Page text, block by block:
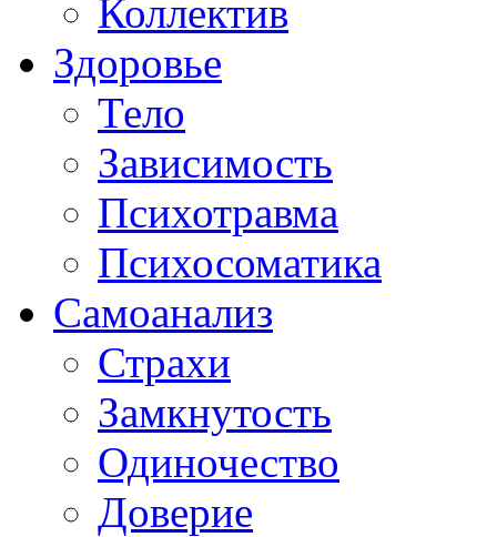
Коллектив
Здоровье
Тело
Зависимость
Психотравма
Психосоматика
Самоанализ
Страхи
Замкнутость
Одиночество
Доверие